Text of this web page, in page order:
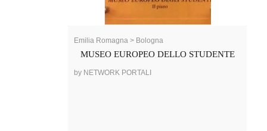
Emilia Romagna > Bologna
MUSEO EUROPEO DELLO STUDENTE
by NETWORK PORTALI